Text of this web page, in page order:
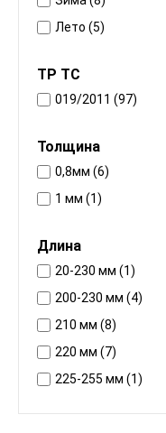
Лето (5)
ТР ТС
019/2011 (97)
Толщина
0,8мм (6)
1 мм (1)
Длина
20-230 мм (1)
200-230 мм (4)
210 мм (8)
220 мм (7)
225-255 мм (1)